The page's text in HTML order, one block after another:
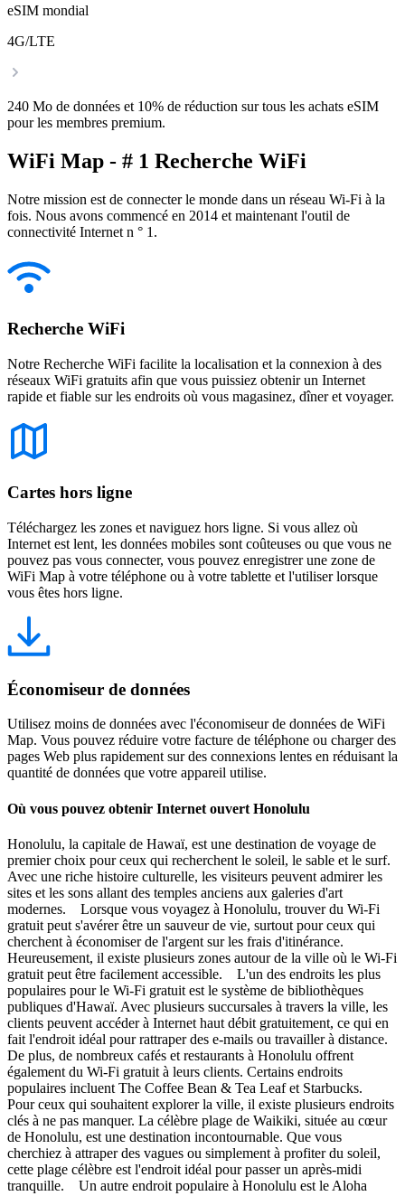
eSIM mondial
4G/LTE
240 Mo de données et 10% de réduction sur tous les achats eSIM
pour les membres premium.
WiFi Map - # 1 Recherche WiFi
Notre mission est de connecter le monde dans un réseau Wi-Fi à la
fois. Nous avons commencé en 2014 et maintenant l'outil de
connectivité Internet n ° 1.
Recherche WiFi
Notre Recherche WiFi facilite la localisation et la connexion à des
réseaux WiFi gratuits afin que vous puissiez obtenir un Internet
rapide et fiable sur les endroits où vous magasinez, dîner et voyager.
Cartes hors ligne
Téléchargez les zones et naviguez hors ligne. Si vous allez où
Internet est lent, les données mobiles sont coûteuses ou que vous ne
pouvez pas vous connecter, vous pouvez enregistrer une zone de
WiFi Map à votre téléphone ou à votre tablette et l'utiliser lorsque
vous êtes hors ligne.
Économiseur de données
Utilisez moins de données avec l'économiseur de données de WiFi
Map. Vous pouvez réduire votre facture de téléphone ou charger des
pages Web plus rapidement sur des connexions lentes en réduisant la
quantité de données que votre appareil utilise.
Où vous pouvez obtenir Internet ouvert Honolulu
Honolulu, la capitale de Hawaï, est une destination de voyage de
premier choix pour ceux qui recherchent le soleil, le sable et le surf.
Avec une riche histoire culturelle, les visiteurs peuvent admirer les
sites et les sons allant des temples anciens aux galeries d'art
modernes. Lorsque vous voyagez à Honolulu, trouver du Wi-Fi
gratuit peut s'avérer être un sauveur de vie, surtout pour ceux qui
cherchent à économiser de l'argent sur les frais d'itinérance.
Heureusement, il existe plusieurs zones autour de la ville où le Wi-Fi
gratuit peut être facilement accessible. L'un des endroits les plus
populaires pour le Wi-Fi gratuit est le système de bibliothèques
publiques d'Hawaï. Avec plusieurs succursales à travers la ville, les
clients peuvent accéder à Internet haut débit gratuitement, ce qui en
fait l'endroit idéal pour rattraper des e-mails ou travailler à distance.
De plus, de nombreux cafés et restaurants à Honolulu offrent
également du Wi-Fi gratuit à leurs clients. Certains endroits
populaires incluent The Coffee Bean & Tea Leaf et Starbucks.
Pour ceux qui souhaitent explorer la ville, il existe plusieurs endroits
clés à ne pas manquer. La célèbre plage de Waikiki, située au cœur
de Honolulu, est une destination incontournable. Que vous
cherchiez à attraper des vagues ou simplement à profiter du soleil,
cette plage célèbre est l'endroit idéal pour passer un après-midi
tranquille. Un autre endroit populaire à Honolulu est le Aloha